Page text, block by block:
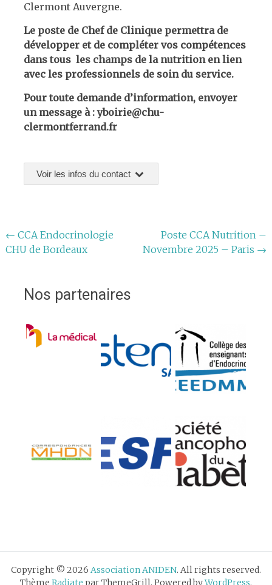
Clermont Auvergne.
Le poste de Chef de Clinique permettra de
développer et de compléter vos compétences
dans tous les champs de la nutrition en lien
avec les professionnels de soin du service.
Pour toute demande d’information, envoyer
un message à : yboirie@chu-
clermontferrand.fr
Voir les infos du contact
Navigation
de
← CCA Endocrinologie
CHU de Bordeaux
Poste CCA Nutrition –
Novembre 2025 – Paris →
Nos partenaires
Copyright © 2026 Association ANIDEN. All rights reserved.
Thème Radiate par ThemeGrill. Powered byWordPress.